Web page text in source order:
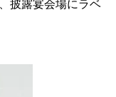
披露宴会場にラベ